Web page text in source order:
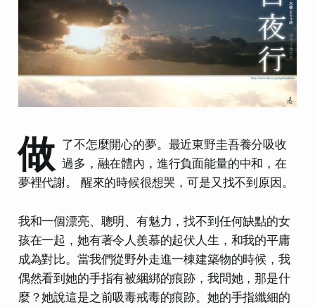
做 了不怎麼開心的夢。最近東野圭吾養分吸收
過多，融在體內，進行負面能量的中和，在
夢裡代謝。 醒來的時候很想哭，可是又找不到原因。
我和一個漂亮、聰明、有魅力，找不到任何缺點的女
孩在一起，她有著令人羨慕的起伏人生，和我的平庸
成為對比。當我們從野外走進一棟建築物的時候，我
偶然看到她的手指有被綑綁的痕跡，我問她，那是什
麼？她說這是之前吸毒戒毒的痕跡。她的手指纖細的